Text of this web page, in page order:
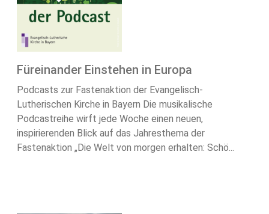
Füreinander Einstehen in Europa
Podcasts zur Fastenaktion der Evangelisch-
Lutherischen Kirche in Bayern Die musikalische
Podcastreihe wirft jede Woche einen neuen,
inspirierenden Blick auf das Jahresthema der
Fastenaktion „Die Welt von morgen erhalten: Schö...